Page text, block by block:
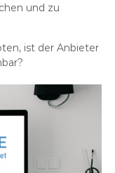
und zu
ist der Anbieter